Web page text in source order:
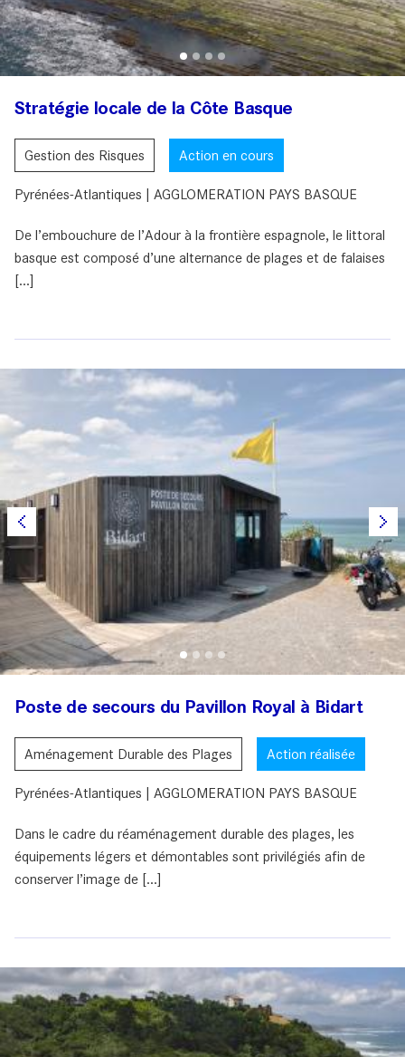
Stratégie locale de la Côte Basque
Gestion des Risques Action en cours
Pyrénées-Atlantiques | AGGLOMERATION PAYS BASQUE
De l’embouchure de l’Adour à la frontière espagnole, le littoral
basque est composé d’une alternance de plages et de falaises
[...]
Poste de secours du Pavillon Royal à Bidart
Aménagement Durable des Plages Action réalisée
Pyrénées-Atlantiques | AGGLOMERATION PAYS BASQUE
Dans le cadre du réaménagement durable des plages, les
équipements légers et démontables sont privilégiés afin de
conserver l’image de [...]